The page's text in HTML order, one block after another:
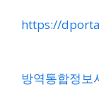
https://
방역통합정보